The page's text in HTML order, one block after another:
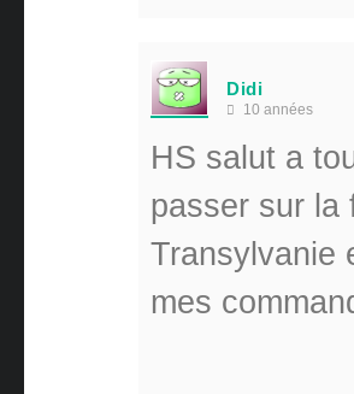
Didi
10 années
HS salut a
passer sur la
Transylvanie
mes